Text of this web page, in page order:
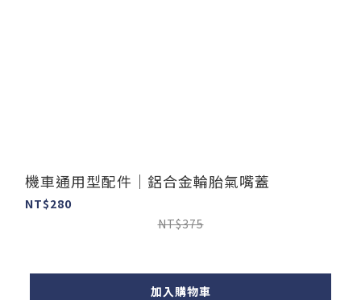
機車通用型配件｜鋁合金輪胎氣嘴蓋
NT$280
NT$375
加入購物車